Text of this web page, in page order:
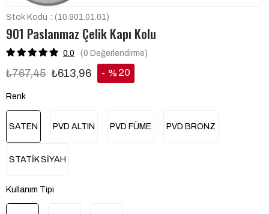
Stok Kodu (10.901.01.01)
901 Paslanmaz Çelik Kapı Kolu
0.0 (0 Değerlendirme)
₺767,45 ₺613,96 % 20
Renk
SATEN PVD ALTIN PVD FÜME PVD BRONZ
STATİK SİYAH
Kullanım Tipi